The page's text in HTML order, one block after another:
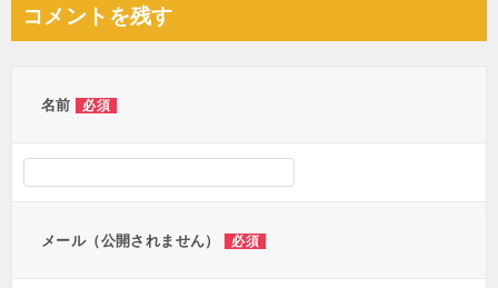
ビ
コメントを残す
名前 必須
メール（公開されません） 必須